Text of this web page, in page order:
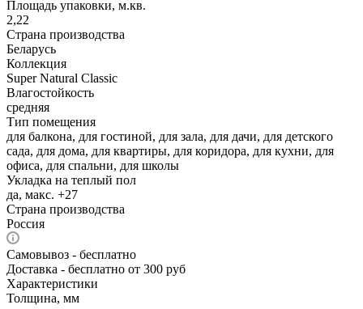
Площадь упаковки, м.кв.
2,22
Страна производства
Беларусь
Коллекция
Super Natural Classic
Влагостойкость
средняя
Тип помещения
для балкона, для гостиной, для зала, для дачи, для детского
сада, для дома, для квартиры, для коридора, для кухни, для
офиса, для спальни, для школы
Укладка на теплый пол
да, макс. +27
Страна производства
Россия
Самовывоз - бесплатно
Доставка - бесплатно от 300 руб
Характеристики
Толщина, мм